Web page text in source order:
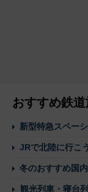
おすすめ鉄
新型特急スペー
JRで北陸に行こ
冬のおすすめ国
観光列車・寝台